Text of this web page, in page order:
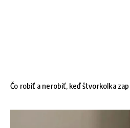
Čo robiť a nerobiť, keď štvorkolka